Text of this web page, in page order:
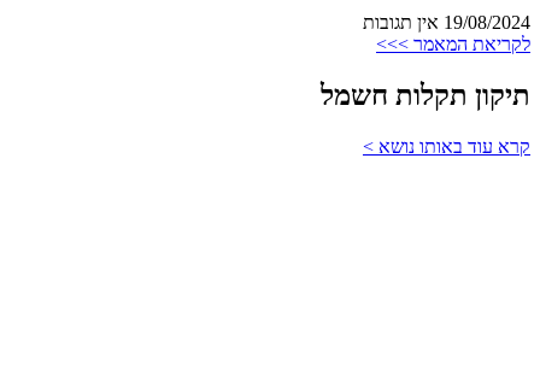
19/08/2024 אין תגובות
לקריאת המאמר >>>
תיקון תקלות חשמל
קרא עוד באותו נושא >